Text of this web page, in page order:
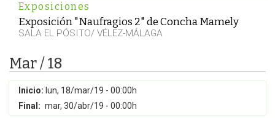
Exposiciones
Exposición "Naufragios 2" de Concha Mamely
SALA EL PÓSITO/ VÉLEZ-MÁLAGA
Mar / 18
Inicio: lun, 18/mar/19 - 00:00h
Final: mar, 30/abr/19 - 00:00h